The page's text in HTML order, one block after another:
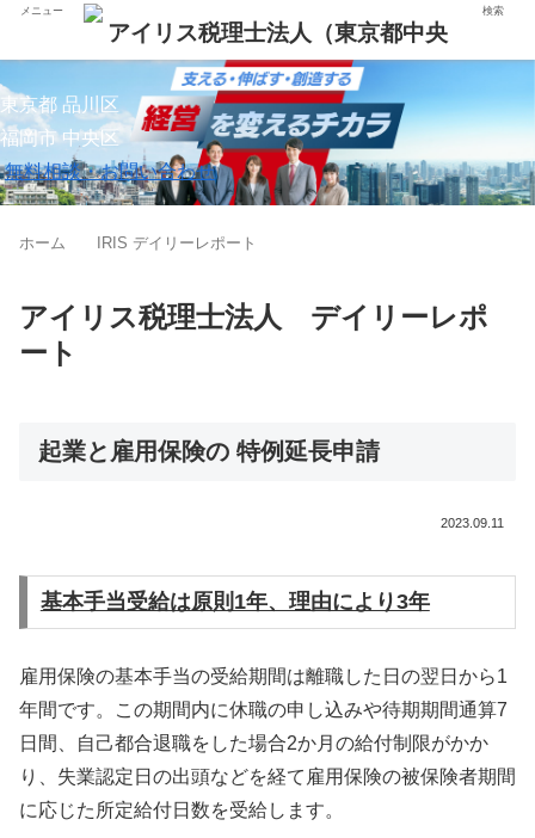
東京都 品川区
福岡市 中央区
無料相談・お問い合わせ
ホーム IRIS デイリーレポート
アイリス税理士法人 デイリーレポ
ート
起業と雇用保険の 特例延長申請
2023.09.11
基本手当受給は原則1年、理由により3年
雇用保険の基本手当の受給期間は離職した日の翌日から1
年間です。この期間内に休職の申し込みや待期期間通算7
日間、自己都合退職をした場合2か月の給付制限がかか
り、失業認定日の出頭などを経て雇用保険の被保険者期間
に応じた所定給付日数を受給します。
メニュー 検索